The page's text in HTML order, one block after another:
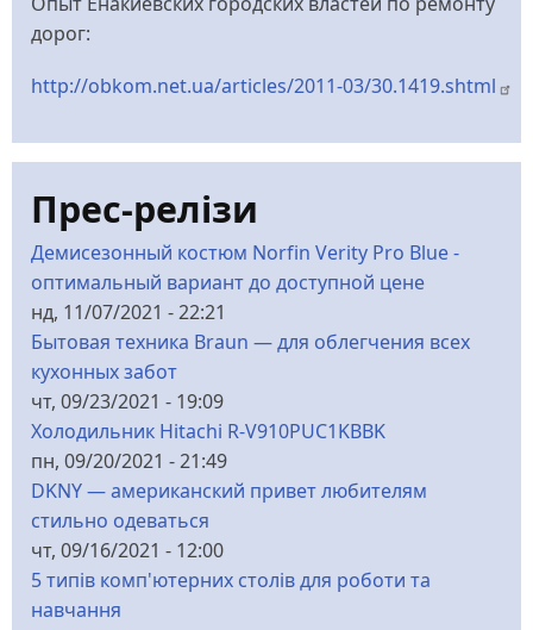
дорог:
http://obkom.net.ua/articles/2011-03/30.1419.shtml
Прес-релізи
Демисезонный костюм Norfin Verity Pro Blue -
оптимальный вариант до доступной цене
нд, 11/07/2021 - 22:21
Бытовая техника Braun — для облегчения всех
кухонных забот
чт, 09/23/2021 - 19:09
Холодильник Hitachi R-V910PUC1KBBK
пн, 09/20/2021 - 21:49
DKNY — американский привет любителям
стильно одеваться
чт, 09/16/2021 - 12:00
5 типів комп'ютерних столів для роботи та
навчання